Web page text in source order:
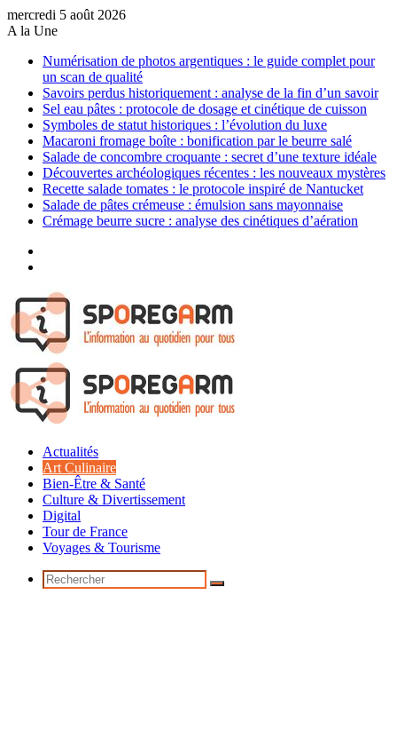
mercredi 5 août 2026
A la Une
Numérisation de photos argentiques : le guide complet pour
un scan de qualité
Savoirs perdus historiquement : analyse de la fin d’un savoir
Sel eau pâtes : protocole de dosage et cinétique de cuisson
Symboles de statut historiques : l’évolution du luxe
Macaroni fromage boîte : bonification par le beurre salé
Salade de concombre croquante : secret d’une texture idéale
Découvertes archéologiques récentes : les nouveaux mystères
Recette salade tomates : le protocole inspiré de Nantucket
Salade de pâtes crémeuse : émulsion sans mayonnaise
Crémage beurre sucre : analyse des cinétiques d’aération
Menu
Actualités
Art Culinaire
Bien-Être & Santé
Culture & Divertissement
Digital
Tour de France
Voyages & Tourisme
Rechercher